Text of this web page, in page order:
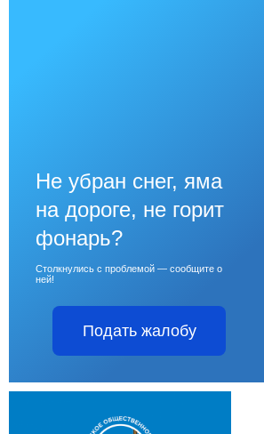
Не убран снег, яма
на дороге, не горит
фонарь?
Столкнулись с проблемой — сообщите о
ней!
Подать жалобу